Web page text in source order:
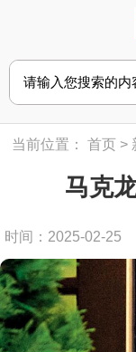
当前位置：首页 >
马克
时间：2025-02-25